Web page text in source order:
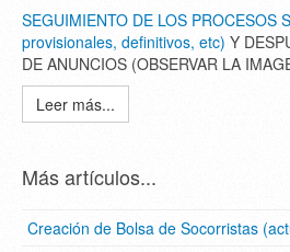
SEGUIMIENTO DE LOS PROCESOS
provisionales, definitivos, etc) Y
DE ANUNCIOS (OBSERVAR LA
Leer más...
Más artículos...
Creación de Bolsa de Socorristas